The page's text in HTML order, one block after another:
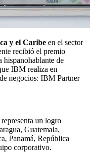
y el Caribe en el sector
recibió el premio
hispanohablante de
IBM realiza en
negocios: IBM Partner
un logro
Guatemala,
Panamá, República
corporativo.